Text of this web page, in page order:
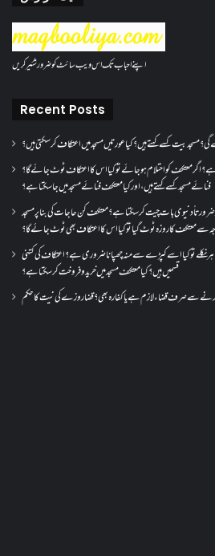
اپنے احباب تک اس ویب سائٹ کو ضرور شئیر کریں
Recent Posts
بیت کسے کہتے ہیں؟کیا عورتیں مسجد میں اعتکاف کر سکتی ہیں؟
معتکف کو احتلام ہو جائے تو کیا اس کا اعتکاف ٹوٹ جائے گا؟
فنائے مسجد کسے کہتے ہیں ، اور کیا معتکف فنائے مسجد میں جا سکتا ہے؟
دنیوی بات چیت کر سکتا ہے؟معتکف کن حاجات کی بنا پر مسجد
معتکف کا روزہ ٹوٹ گیا تو کیا اس کا اعتکاف بھی ٹوٹ جائے گا؟
نکلے تو کیا اسے کپڑے سے منہ چھپانا ضروری ہے؟اعتکاف کی کتنی
قسمیں ہیں؟کیا معتکف مسجد میں خرید و فروخت کر سکتا ہے؟
سے صرف قضاء لازم ہے یا کفارہ بھی؟ قضا روزے کی نیت کا حکم